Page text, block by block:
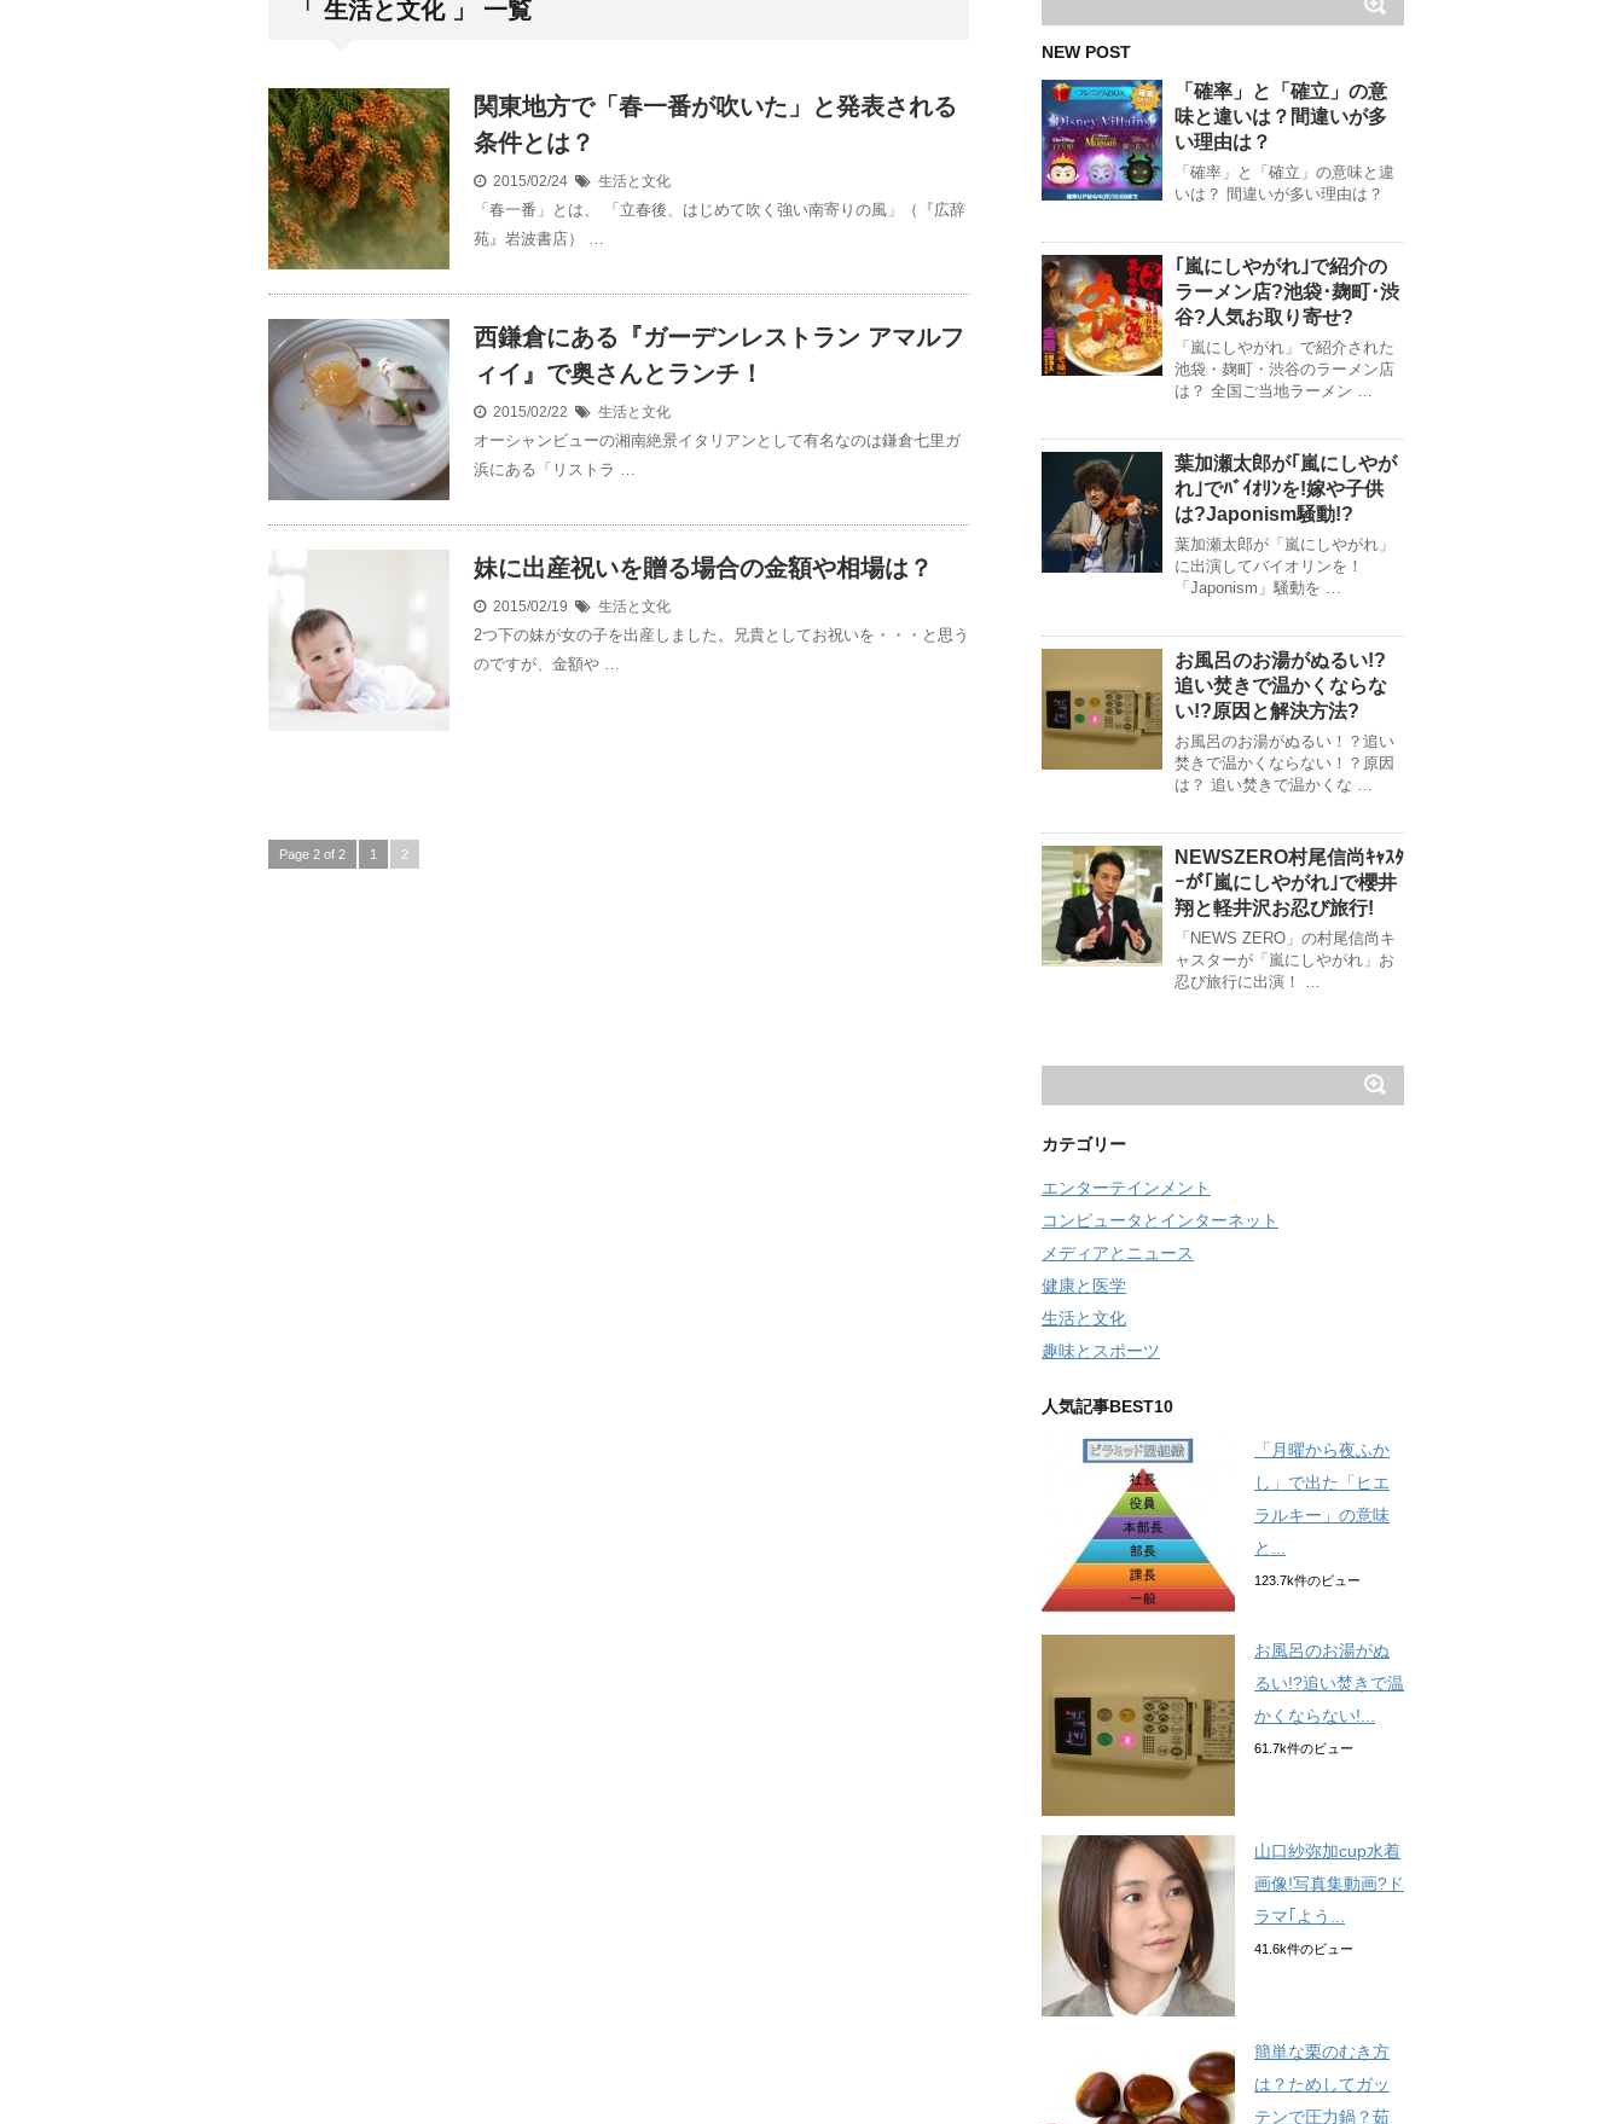
「 生活と文化 」 一覧
関東地方で「春一番が吹いた」と発表される
条件とは？
2015/02/24 生活と文化
「春一番」とは、 「立春後、はじめて吹く強い南寄りの風」（『広辞
苑』岩波書店） …
西鎌倉にある『ガーデンレストラン アマルフ
ィイ』で奥さんとランチ！
2015/02/22 生活と文化
オーシャンビューの湘南絶景イタリアンとして有名なのは鎌倉七里ガ
浜にある「リストラ …
妹に出産祝いを贈る場合の金額や相場は？
2015/02/19 生活と文化
2つ下の妹が女の子を出産しました。兄貴としてお祝いを・・・と思う
のですが、金額や …
Page 2 of 2 1 2
NEW POST
「確率」と「確立」の意
味と違いは？間違いが多
い理由は？
「確率」と「確立」の意味と違
いは？ 間違いが多い理由は？
｢嵐にしやがれ｣で紹介の
ラーメン店?池袋･麹町･渋
谷?人気お取り寄せ?
「嵐にしやがれ」で紹介された
池袋・麹町・渋谷のラーメン店
は？ 全国ご当地ラーメン …
葉加瀬太郎が｢嵐にしやが
れ｣でﾊﾞｲｵﾘﾝを!嫁や子供
は?Japonism騒動!?
葉加瀬太郎が「嵐にしやがれ」
に出演してバイオリンを！
「Japonism」騒動を …
お風呂のお湯がぬるい!?
追い焚きで温かくならな
い!?原因と解決方法?
お風呂のお湯がぬるい！？追い
焚きで温かくならない！？原因
は？ 追い焚きで温かくな …
NEWSZERO村尾信尚ｷｬｽﾀ
ｰが｢嵐にしやがれ｣で櫻井
翔と軽井沢お忍び旅行!
「NEWS ZERO」の村尾信尚キ
ャスターが「嵐にしやがれ」お
忍び旅行に出演！ …
カテゴリー
エンターテインメント
コンピュータとインターネット
メディアとニュース
健康と医学
生活と文化
趣味とスポーツ
人気記事BEST10
「月曜から夜ふか
し」で出た「ヒエ
ラルキー」の意味
と...
123.7k件のビュー
お風呂のお湯がぬ
るい!?追い焚きで温
かくならない!...
61.7k件のビュー
山口紗弥加cup水着
画像!写真集動画?ド
ラマ｢よう...
41.6k件のビュー
簡単な栗のむき方
は？ためしてガッ
テンで圧力鍋？茹